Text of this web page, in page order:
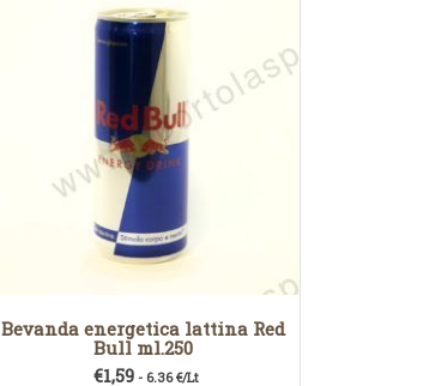
Bevanda energetica lattina Red
Bull ml.250
€1,59 - 6.36 €/Lt